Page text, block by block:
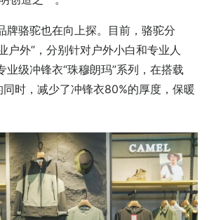
牌骆驼也在向上探。目前，骆驼分
户外”，分别针对户外小白和专业人
业级冲锋衣“珠穆朗玛”系列，在搭载
同时，减少了冲锋衣80%的厚度，保暖